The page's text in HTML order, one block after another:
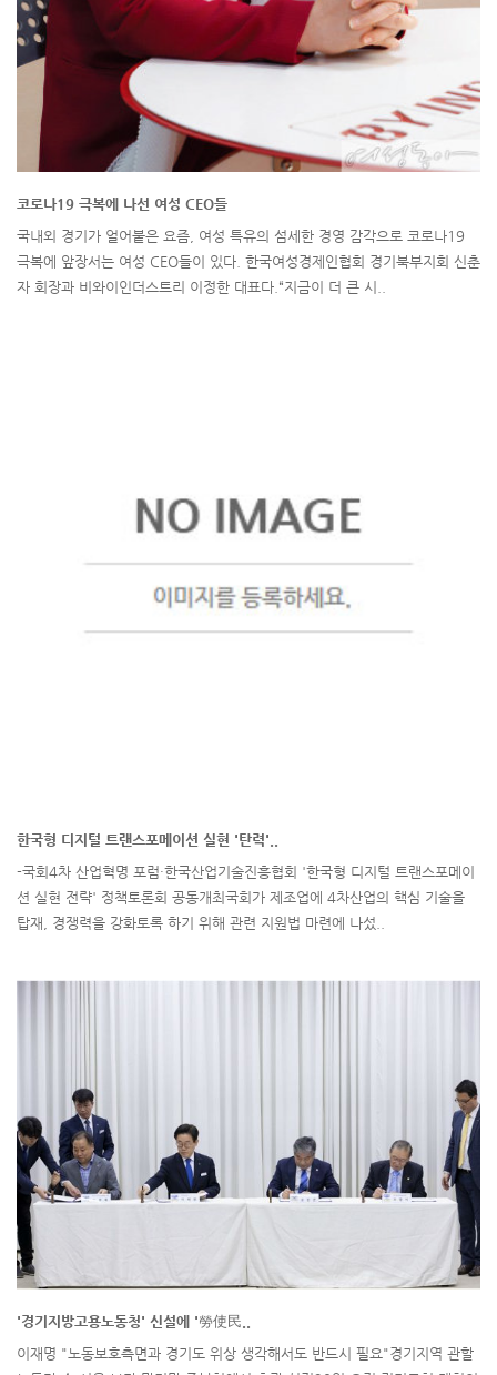
코로나19 극복에 나선 여성 CEO들
국내외 경기가 얼어붙은 요즘, 여성 특유의 섬세한 경영 감각으로 코로나19
극복에 앞장서는 여성 CEO들이 있다. 한국여성경제인협회 경기북부지회 신춘
자 회장과 비와이인더스트리 이정한 대표다.“지금이 더 큰 시..
한국형 디지털 트랜스포메이션 실현 '탄력'..
-국회4차 산업혁명 포럼·한국산업기술진흥협회 '한국형 디지털 트랜스포메이
션 실현 전략' 정책토론회 공동개최국회가 제조업에 4차산업의 핵심 기술을
탑재, 경쟁력을 강화토록 하기 위해 관련 지원법 마련에 나섰..
'경기지방고용노동청' 신설에 '勞使民..
이재명 "노동보호측면과 경기도 위상 생각해서도 반드시 필요"경기지역 관할